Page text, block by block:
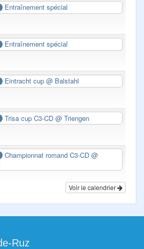
Entraînement spécial
Entraînement spécial
Eintracht cup@ Balstahl
Trisa cup C3-CD@ Triengen
Championnat romand C3-CD@
Voir le calendrier
Ruz